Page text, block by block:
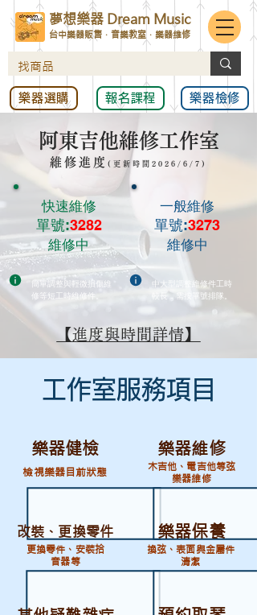
樂器選購 報名課程 樂器檢修
夢想樂器 Dream Music
台中樂器販售．音樂教室．樂器維修
阿東吉他維修工作室
維修進度 (更新時間2026/6/7 )
快速維修
單號:3282
​維修中
一般維修
單號:3273
維修中
簡單調整與輕微損傷維
修等短工時維修件。
中大型調整維修件工時
較長，需按單號排隊。
【進度與時間詳情】
工作室服務項目
檢視樂器目前狀態
​樂器健檢
木吉他、電吉他等弦
樂器維修
​樂器維修
更換零件、安裝拾
音器等
改裝、更換零件
換弦、表面與金屬件
清潔
​樂器保養